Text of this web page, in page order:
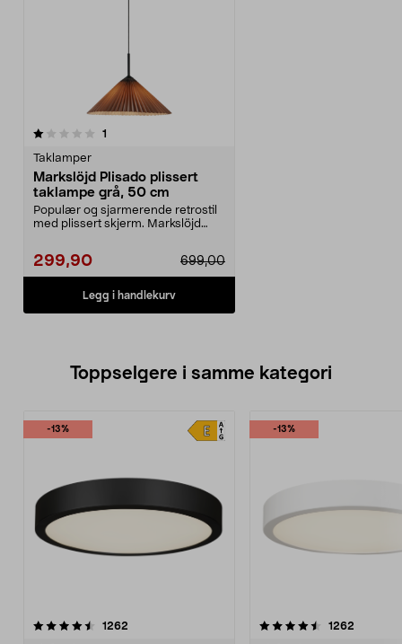
1
Taklamper
Markslöjd Plisado plissert
taklampe grå, 50 cm
Populær og sjarmerende retrostil
med plissert skjerm. Markslöjd
699,00
299,90
Legg i handlekurv
Toppselgere i samme kategori
-13%
1262
-13%
4.5 av 5 stjerner 1262
4.5 av 5 stjerner